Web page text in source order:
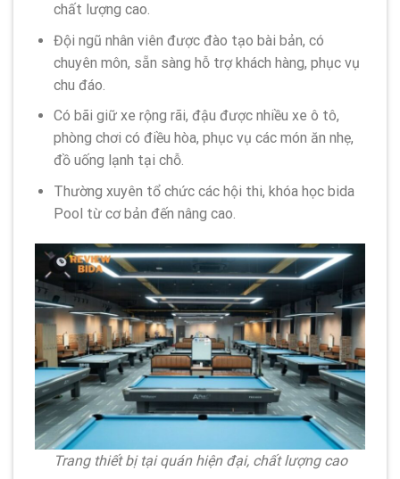
chất lượng cao.
Đội ngũ nhân viên được đào tạo bài bản, có
chuyên môn, sẵn sàng hỗ trợ khách hàng, phục vụ
chu đáo.
Có bãi giữ xe rộng rãi, đậu được nhiều xe ô tô,
phòng chơi có điều hòa, phục vụ các món ăn nhẹ,
đồ uống lạnh tại chỗ.
Thường xuyên tổ chức các hội thi, khóa học bida
Pool từ cơ bản đến nâng cao.
Trang thiết bị tại quán hiện đại, chất lượng cao